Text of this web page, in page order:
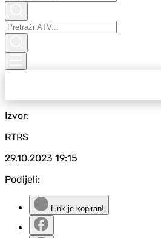
Izvor:
RTRS
29.10.2023 19:15
Podijeli:
Link je kopiran!